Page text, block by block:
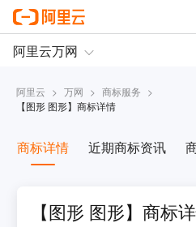
阿里云 > 万网 > 商标服务 >
【图形 图形】商标详情
商标详情 近期商标资讯
【图形 图形】商标